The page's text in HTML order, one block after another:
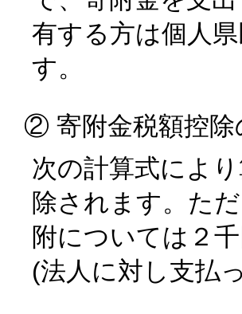
有する方は個人
す。
② 寄附金税額控除
次の計算式によ
除されます。た
附については２
(法人に対し支払